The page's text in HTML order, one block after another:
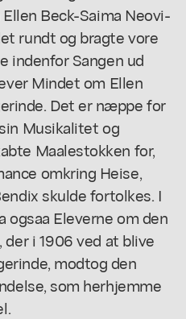
Beck-Saima Neovi-
rundt og bragte vore
indenfor Sangen ud
Mindet om Ellen
Det er næppe for
Musikalitet og
Maalestokken for,
omkring Heise,
skulde fortolkes. I
ogsaa Eleverne om den
i 1906 ved at blive
modtog den
som herhjemme